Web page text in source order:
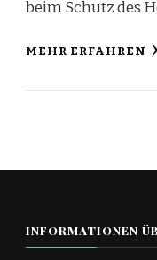
beim Schutz des
MEHR ERFAHREN
INFORMATIONEN